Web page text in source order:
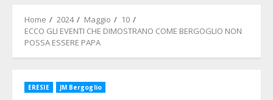
Home 2024 Maggio
10
ECCO GLI EVENTI CHE DIMOSTRANO COME BERGOGLIO NON
POSSA ESSERE PAPA
ERESIE JM Bergoglio